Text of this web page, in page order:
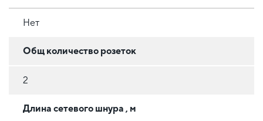
Нет
Общ количество розеток
2
Длина сетевого шнура , м